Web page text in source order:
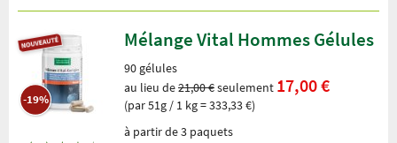
-19%
Mélange Vital Hommes Gélules
90 gélules
au lieu de21,00 €seulement 17,00 €
(par 51g / 1 kg = 333,33 €)
à partir de 3 paquets